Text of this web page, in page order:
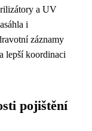
a UV
i
záznamy
lepší koordinaci
pojištění